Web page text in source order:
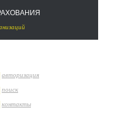
авторизация
поиск
контакты